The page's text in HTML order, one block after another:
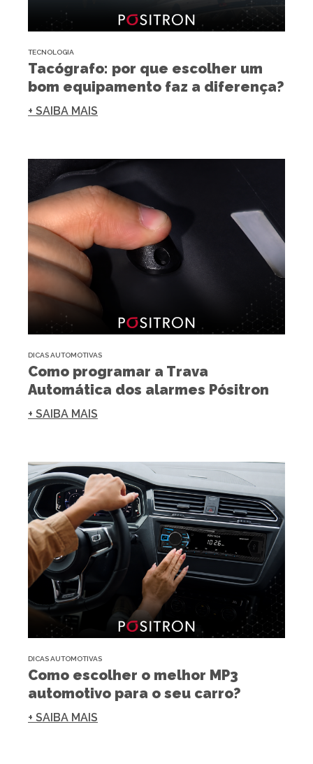
TECNOLOGIA
Tacógrafo: por que escolher um
bom equipamento faz a diferença?
+ SAIBA MAIS
DICAS AUTOMOTIVAS
Como programar a Trava
Automática dos alarmes Pósitron
+ SAIBA MAIS
DICAS AUTOMOTIVAS
Como escolher o melhor MP3
automotivo para o seu carro?
+ SAIBA MAIS